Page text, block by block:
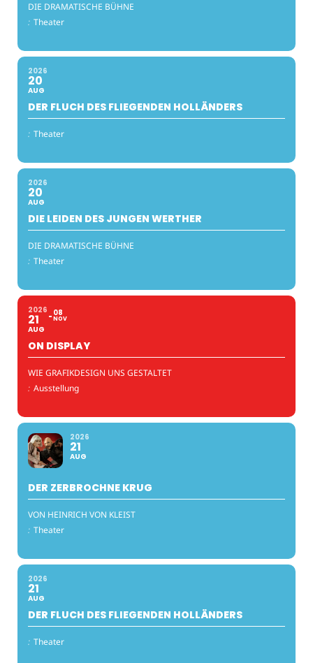
DIE DRAMATISCHE BÜHNE
: Theater
2026
20
AUG
DER FLUCH DES FLIEGENDEN HOLLÄNDERS
: Theater
2026
20
AUG
DIE LEIDEN DES JUNGEN WERTHER
DIE DRAMATISCHE BÜHNE
: Theater
2026
21
AUG
08
NOV
ON DISPLAY
WIE GRAFIKDESIGN UNS GESTALTET
: Ausstellung
2026
21
AUG
DER ZERBROCHNE KRUG
VON HEINRICH VON KLEIST
: Theater
2026
21
AUG
DER FLUCH DES FLIEGENDEN HOLLÄNDERS
: Theater